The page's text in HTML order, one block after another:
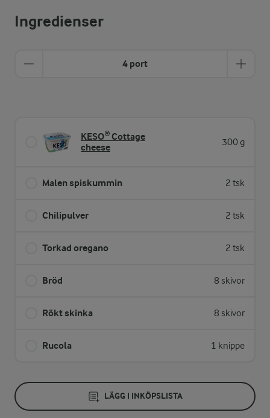
Ingredienser
4 port
KESO® Cottage
cheese
300 g
Malen spiskummin 2 tsk
Chilipulver 2 tsk
Torkad oregano 2 tsk
Bröd 8 skivor
Rökt skinka 8 skivor
Rucola 1 knippe
LÄGG I INKÖPSLISTA